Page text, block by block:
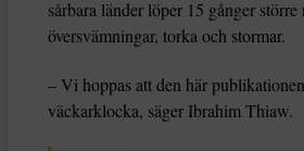
sårbara länder löper 15 gånger
översvämningar, torka och stormar.
– Vi hoppas att den här
väckarklocka, säger Ibrahim Thiaw.